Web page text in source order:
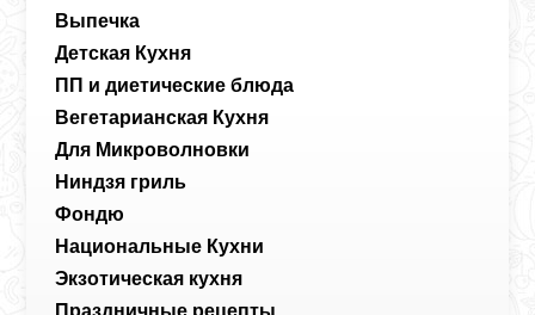
Выпечка
Детская Кухня
ПП и диетические блюда
Вегетарианская Кухня
Для Микроволновки
Ниндзя гриль
Фондю
Национальные Кухни
Экзотическая кухня
Праздничные рецепты